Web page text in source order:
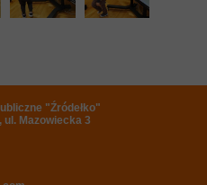
"Źródełko"
ul. Mazowiecka 3